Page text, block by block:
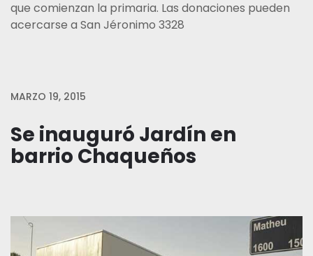
que comienzan la primaria. Las donaciones pueden
acercarse a San Jéronimo 3328
MARZO 19, 2015
Se inauguró Jardín en
barrio Chaqueños